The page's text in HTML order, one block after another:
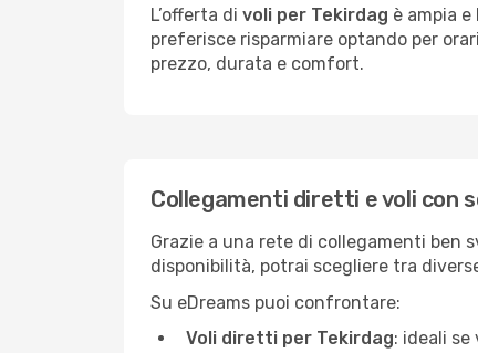
L’offerta di voli per Tekirdag è ampia
preferisce risparmiare optando per
prezzo, durata e comfort.
Collegamenti diretti e voli con
Grazie a una rete di collegamenti ben
disponibilità, potrai scegliere tra
Su eDreams puoi confrontare:
Voli diretti per Tekirdag: ideali